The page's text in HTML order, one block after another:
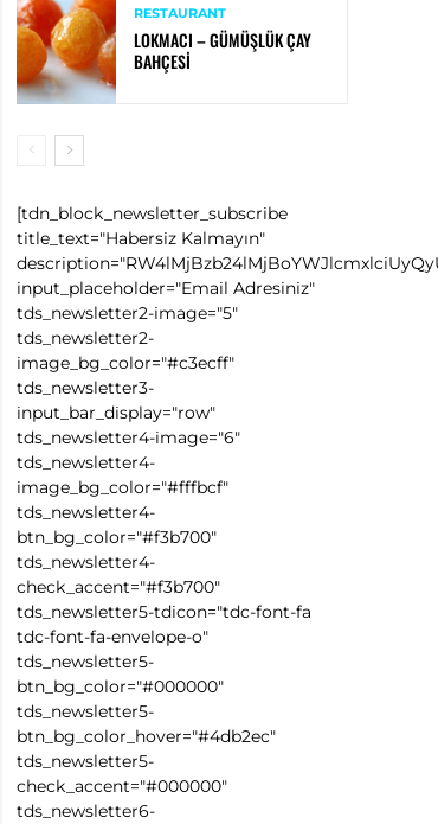
RESTAURANT
LOKMACI – GÜMÜŞLÜK ÇAY
BAHÇESI
[tdn_block_newsletter_subscribe
title_text="Habersiz Kalmayın"
input_placeholder="Email Adresiniz"
tds_newsletter2-image="5"
tds_newsletter2-
image_bg_color="#c3ecff"
tds_newsletter3-
input_bar_display="row"
tds_newsletter4-image="6"
tds_newsletter4-
image_bg_color="#fffbcf"
tds_newsletter4-
btn_bg_color="#f3b700"
tds_newsletter4-
check_accent="#f3b700"
tds_newsletter5-tdicon="tdc-font-fa
tdc-font-fa-envelope-o"
tds_newsletter5-
btn_bg_color="#000000"
tds_newsletter5-
btn_bg_color_hover="#4db2ec"
tds_newsletter5-
check_accent="#000000"
tds_newsletter6-